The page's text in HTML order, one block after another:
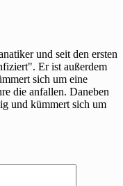
und seit den ersten
Er ist außerdem
sich um eine
die anfallen. Daneben
und kümmert sich um